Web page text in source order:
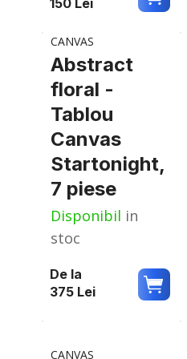
CANVAS
Abstract
floral -
Tablou
Canvas
Startonight,
7 piese
Disponibil in
stoc
De la
375 Lei
CANVAS